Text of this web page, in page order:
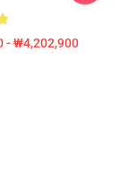
- ₩4,202,900